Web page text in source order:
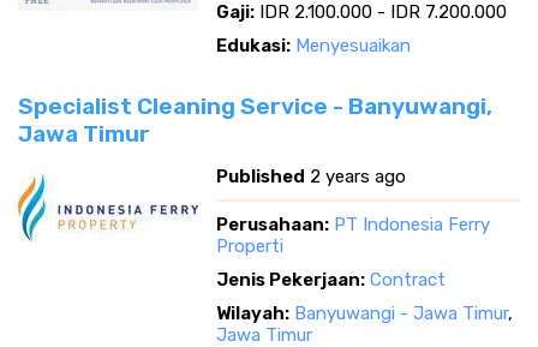
Gaji: IDR 2.100.000 - IDR 7.200.000
Edukasi: Menyesuaikan
Specialist Cleaning Service - Banyuwangi,
Jawa Timur
Published 2 years ago
Perusahaan: PT Indonesia Ferry
Properti
Jenis Pekerjaan: Contract
Wilayah: Banyuwangi - Jawa Timur,
Jawa Timur